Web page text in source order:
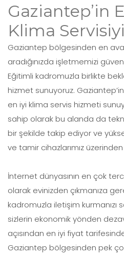
Gaziantep’in
Klima
Gaziantep bölgesinden en
aradığınızda işletmemizi
Eğitimli kadromuzla birlikte
hizmet sunuyoruz.
en iyi klima servis hizmeti
sahip olarak bu alanda da
bir şekilde takip ediyor ve
ve tamir cihazlarımız
İnternet dünyasının en çok
olarak evinizden çıkmanıza
kadromuzla iletişim kurmanızı
sizlerin ekonomik yönden
açısından en iyi fiyat
Gaziantep bölgesinden pek